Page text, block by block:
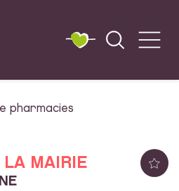
pharmacies
LA MAIRIE